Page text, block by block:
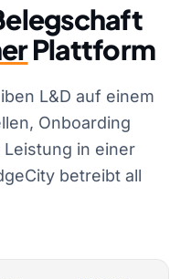
Plattform
L&D auf einem
Onboarding
in einer
betreibt all